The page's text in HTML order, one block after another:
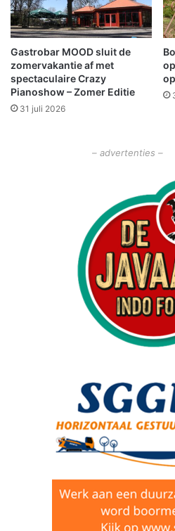
a
,
z
o
n
d
a
g
Gastrobar MOOD sluit de
zomervakantie af met
spectaculaire Crazy
Pianoshow – Zomer Editie
31 juli 2026
– advertenties –